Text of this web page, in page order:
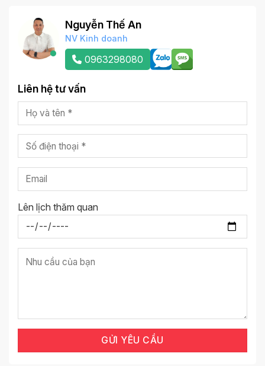
Nguyễn Thế An
NV Kinh doanh
0963298080
Liên hệ tư vấn
Lên lịch thăm quan